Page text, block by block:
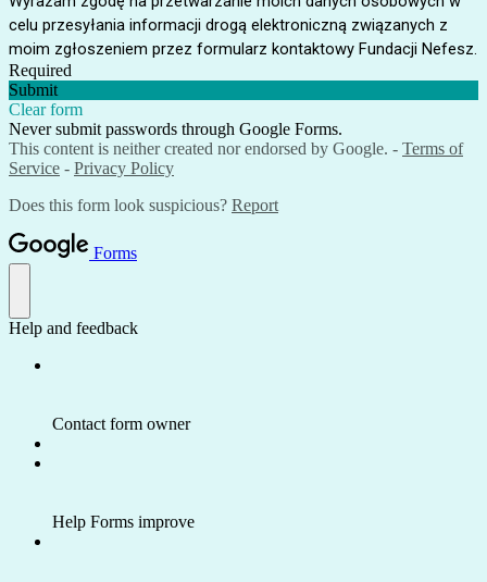
celu przesyłania informacji drogą elektroniczną związanych z
moim zgłoszeniem przez formularz kontaktowy Fundacji Nefesz.
Required
Submit
Clear form
Never submit passwords through Google Forms.
This content is neither created nor endorsed by Google. - Terms of
Service - Privacy Policy
Does this form look suspicious? Report
Forms
Help and feedback
Contact form owner
Help Forms improve